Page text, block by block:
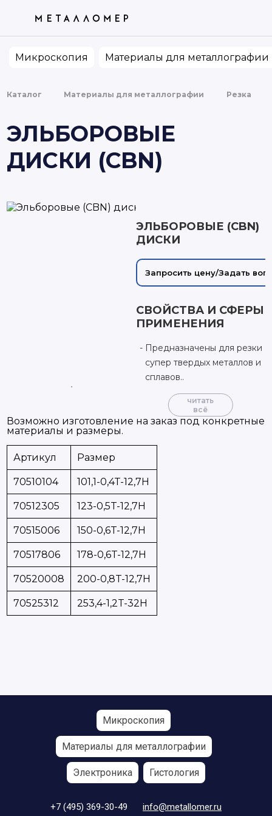
НАШЛОСЬ. ПОПРОБУЙТЕ ИЗМЕНИТЬ ФРАЗУ
Микроскопия Материалы для металлографии
Каталог Материалы для металлографии Резка
ЭЛЬБОРОВЫЕ
ДИСКИ (CBN)
ЭЛЬБОРОВЫЕ (CBN)
ДИСКИ
Запросить цену/Задать
СВОЙСТВА И СФЕРЫ
ПРИМЕНЕНИЯ
Предназначены для резки
супер твердых металлов и
сплавов..
читать
всё
Возможно изготовление на заказ под конкретные
материалы и размеры.
Артикул Размер
70510104 101,1-0,4T-12,7H
70512305 123-0,5T-12,7H
70515006 150-0,6T-12,7H
70517806 178-0,6T-12,7H
70520008 200-0,8T-12,7H
70525312 253,4-1,2T-32H
Микроскопия
Материалы для металлографии
Электроника Гистология
+7 (495) 369-30-49 info@metallomer.ru